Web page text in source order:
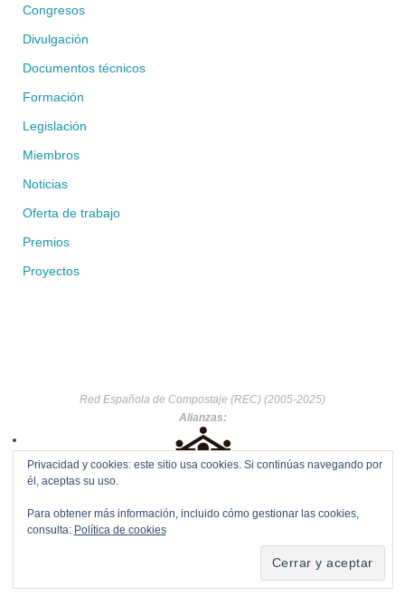
Congresos
Divulgación
Documentos técnicos
Formación
Legislación
Miembros
Noticias
Oferta de trabajo
Premios
Proyectos
Red Española de Compostaje (REC) (2005-2025)
Alianzas:
Funciona conTempera&WordPress.
Privacidad y cookies: este sitio usa cookies. Si continúas navegando por
él, aceptas su uso.
Para obtener más información, incluido cómo gestionar las cookies,
consulta: Política de cookies